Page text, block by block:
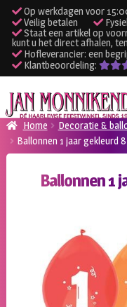
Op werkdagen voor
Veilig betalen
Staat een artikel op
kunt u het direct afhalen,
Hofleverancier: een
Klantbeoordeling:
Ga
door
naar
navigatie
Ga
naar
de
inhoudVerhuur kleding
Verhuur
Klantenservice
Inloggen
Home Decoratie &
Ballonnen 1 jaar gekleurd
Ballonnen 1